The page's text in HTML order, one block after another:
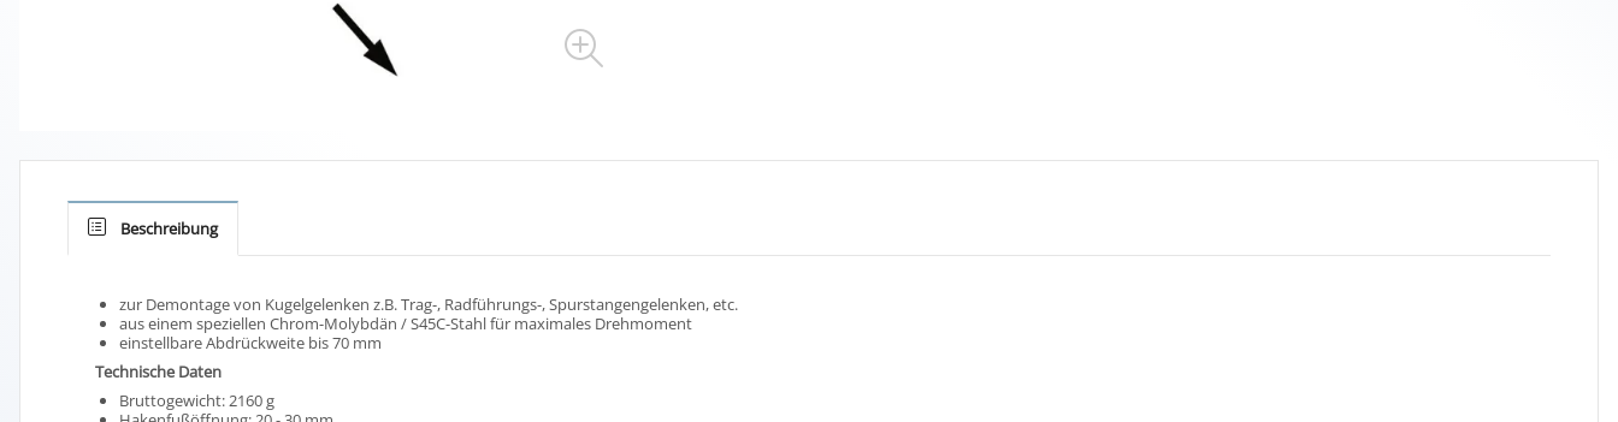
Beschreibung
zur Demontage von Kugelgelenken z.B. Trag-, Radführungs-, Spurstangengelenken, etc.
aus einem speziellen Chrom-Molybdän / S45C-Stahl für maximales Drehmoment
einstellbare Abdrückweite bis 70 mm
Technische Daten
Bruttogewicht: 2160 g